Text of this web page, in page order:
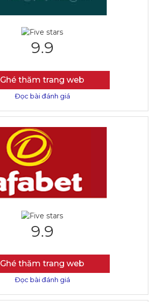
9.9
Ghé thăm trang web
Đọc bài đánh giá
9.9
Ghé thăm trang web
Đọc bài đánh giá